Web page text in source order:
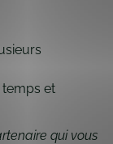
et
qui vous